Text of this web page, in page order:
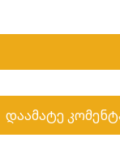
დაამატე